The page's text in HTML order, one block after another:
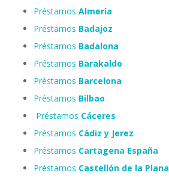
Préstamos Almería
Préstamos Badajoz
Préstamos Badalona
Préstamos Barakaldo
Préstamos Barcelona
Préstamos Bilbao
Préstamos Cáceres
Préstamos Cádiz y Jerez
Préstamos Cartagena España
Préstamos Castellón de la Plana